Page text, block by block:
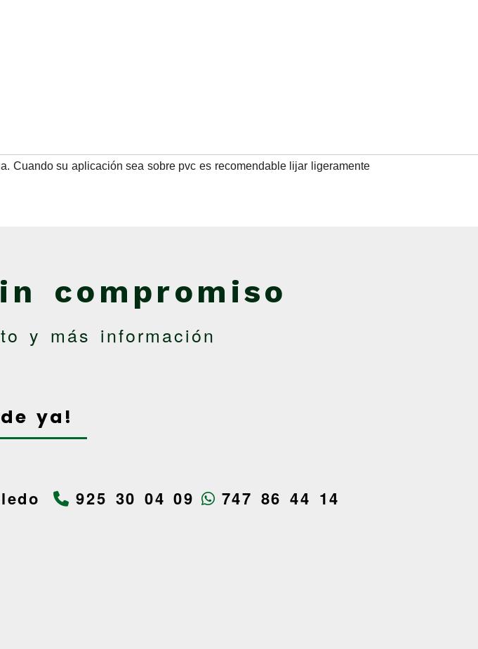
Cuando su aplicación sea sobre pvc es recomendable lijar ligeramente
compromiso
y más información
ya!
925 30 04 09 747 86 44 14